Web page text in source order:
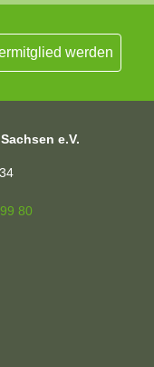
werden
e.V.
80